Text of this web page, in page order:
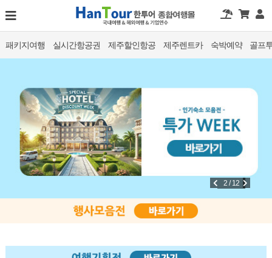
패키지여행 실시간항공권 제주할인항공 제주렌트카 숙박예약 골프
2 / 12